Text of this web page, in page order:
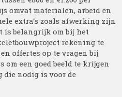
omvat materialen, arbeid en
extra’s zoals afwerking zijn
is belangrijk om bij het
rekening te
offertes op te vragen bij
een goed beeld te krijgen
nodig is voor de